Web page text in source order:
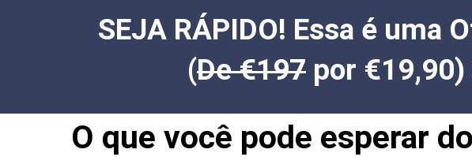
SEJA RÁPIDO! Essa é uma
(De €197 por
O que você pode esperar